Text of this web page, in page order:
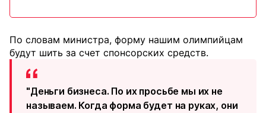
По словам министра, форму нашим олимпийцам
будут шить за счет спонсорских средств.
"Деньги бизнеса. По их просьбе мы их не
называем. Когда форма будет на руках, они